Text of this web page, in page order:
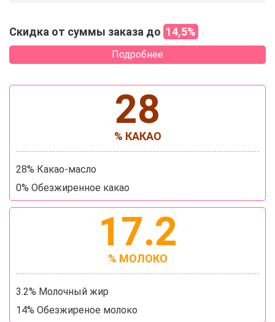
Скидка от суммы заказа до 14,5%
Подробнее
28
% КАКАО
28% Какао-масло
0% Обезжиренное какао
17.2
% МОЛОКО
3.2% Молочный жир
14% Обезжиреное молоко